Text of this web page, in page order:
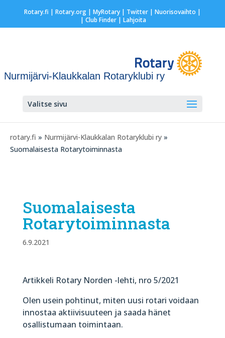
Rotary.fi | Rotary.org| MyRotary| Twitter| Nuorisovaihto |
| Club Finder| Lahjoita
Nurmijärvi-Klaukkalan Rotaryklubi ry
Valitse sivu
rotary.fi » Nurmijärvi-Klaukkalan Rotaryklubi ry »
Suomalaisesta Rotarytoiminnasta
Suomalaisesta
Rotarytoiminnasta
6.9.2021
Artikkeli Rotary Norden -lehti, nro 5/2021
Olen usein pohtinut, miten uusi rotari voidaan
innostaa aktiivisuuteen ja saada hänet
osallistumaan toimintaan.